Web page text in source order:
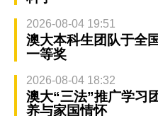
2026-08-04 19:51
澳大本科生团队于全
一等奖
2026-08-04 18:32
澳大“三法”推广学
养与家国情怀